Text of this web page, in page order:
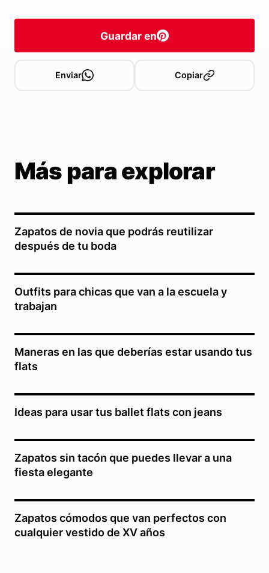
Guardar en
Enviar Copiar
Más para explorar
Zapatos de novia que podrás reutilizar
después de tu boda
Outfits para chicas que van a la escuela y
trabajan
Maneras en las que deberías estar usando tus
flats
Ideas para usar tus ballet flats con jeans
Zapatos sin tacón que puedes llevar a una
fiesta elegante
Zapatos cómodos que van perfectos con
cualquier vestido de XV años